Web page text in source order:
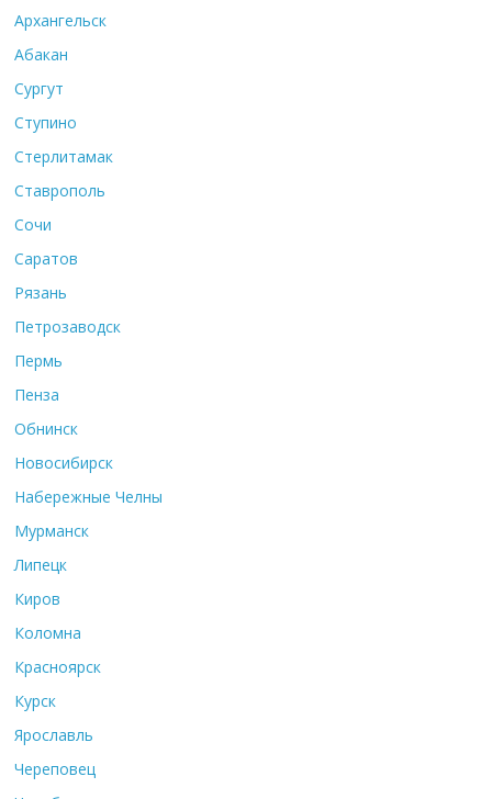
Архангельск
Абакан
Сургут
Ступино
Стерлитамак
Ставрополь
Сочи
Саратов
Рязань
Петрозаводск
Пермь
Пенза
Обнинск
Новосибирск
Набережные Челны
Мурманск
Липецк
Киров
Коломна
Красноярск
Курск
Ярославль
Череповец